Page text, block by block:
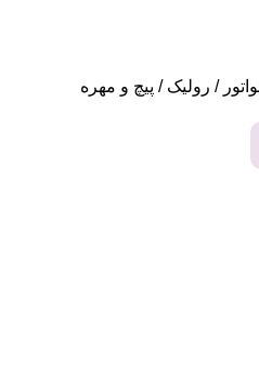
/ رولیک / پیچ و مهره